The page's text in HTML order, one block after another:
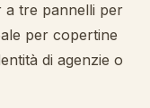
a tre pannelli per
per copertine
di agenzie o